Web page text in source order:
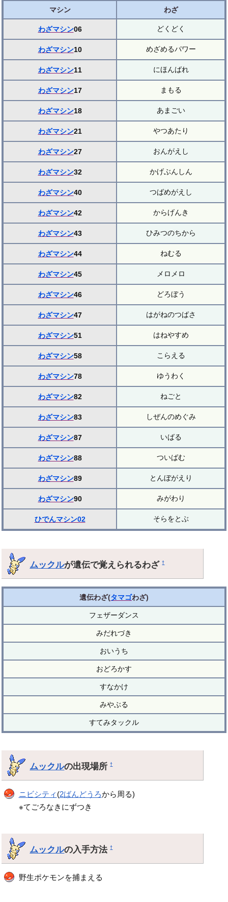
マシン わざ
わざマシン06 どくどく
わざマシン10 めざめるパワー
わざマシン11 にほんばれ
わざマシン17 まもる
わざマシン18 あまごい
わざマシン21 やつあたり
わざマシン27 おんがえし
わざマシン32 かげぶんしん
わざマシン40 つばめがえし
わざマシン42 からげんき
わざマシン43 ひみつのちから
わざマシン44 ねむる
わざマシン45 メロメロ
わざマシン46 どろぼう
わざマシン47 はがねのつばさ
わざマシン51 はねやすめ
わざマシン58 こらえる
わざマシン78 ゆうわく
わざマシン82 ねごと
わざマシン83 しぜんのめぐみ
わざマシン87 いばる
わざマシン88 ついばむ
わざマシン89 とんぼがえり
わざマシン90 みがわり
ひでんマシン02 そらをとぶ
ムックルが遺伝で覚えられるわざ†
遺伝わざ(タマゴわざ)
フェザーダンス
みだれづき
おいうち
おどろかす
すなかけ
みやぶる
すてみタックル
ムックルの出現場所†
ニビシティ (2ばんどうろから周る)
※てごろなきにずつき
ムックルの入手方法†
野生ポケモンを捕まえる